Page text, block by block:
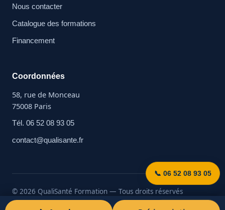
📞 06 52 08 93 05
Nous contacter
Catalogue des formations
Financement
Coordonnées
58, rue de Monceau
75008 Paris
Tél. 06 52 08 93 05
contact@qualisante.fr
© 2026 QualiSanté Formation — Tous droits réservés
SIRET : 912 987 419 00021